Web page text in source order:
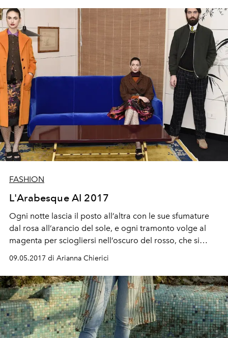
FASHION
L'Arabesque AI 2017
Ogni notte lascia il posto all’altra con le sue sfumature
dal rosa all’arancio del sole, e ogni tramonto volge al
magenta per sciogliersi nell’oscuro del rosso, che si
chiude nella forza del blu e poi della notte più nera.
09.05.2017 di Arianna Chierici